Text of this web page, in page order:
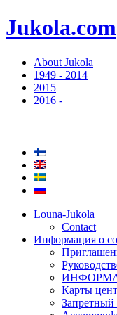
Jukola.com
About Jukola
1949 - 2014
2015
2016 -
Louna-Jukola
Contact
Информация о
Карты
Запретный